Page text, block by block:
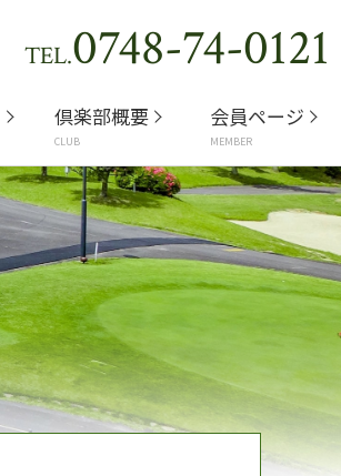
TEL.0748-74-0121
倶楽部概要
CLUB
会員ページ
MEMBER